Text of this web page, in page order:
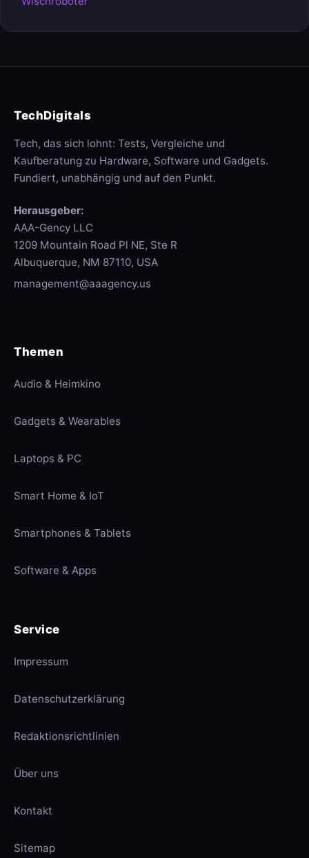
TechDigitals
Tech, das sich lohnt: Tests, Vergleiche und
Kaufberatung zu Hardware, Software und Gadgets.
Fundiert, unabhängig und auf den Punkt.
Herausgeber:
AAA-Gency LLC
1209 Mountain Road Pl NE, Ste R
Albuquerque, NM 87110, USA
management@aaagency.us
Themen
Audio & Heimkino
Gadgets & Wearables
Laptops & PC
Smart Home & IoT
Smartphones & Tablets
Software & Apps
Service
Impressum
Datenschutzerklärung
Redaktionsrichtlinien
Über uns
Kontakt
Sitemap